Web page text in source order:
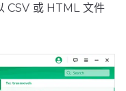
CSV 或 HTML 文件